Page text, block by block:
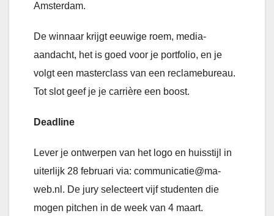
Amsterdam.
De winnaar krijgt eeuwige roem, media-
aandacht, het is goed voor je portfolio, en je
volgt een masterclass van een reclamebureau.
Tot slot geef je je carrière een boost.
Deadline
Lever je ontwerpen van het logo en huisstijl in
uiterlijk 28 februari via: communicatie@ma-
web.nl. De jury selecteert vijf studenten die
mogen pitchen in de week van 4 maart.